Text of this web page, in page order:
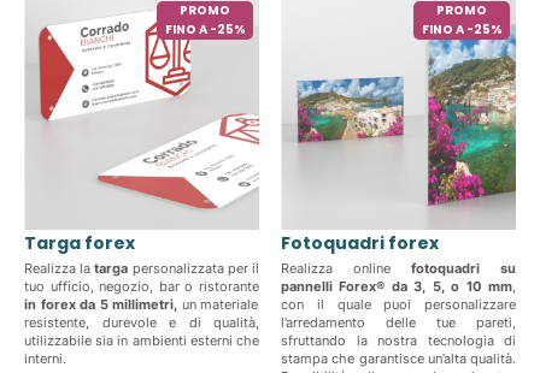
PROMO
FINO A -25%
Targa forex
Realizza la targa personalizzata per il
tuo ufficio, negozio, bar o ristorante
in forex da 5 millimetri, un materiale
resistente, durevole e di qualità,
utilizzabile sia in ambienti esterni che
interni.
PROMO
FINO A -25%
Fotoquadri forex
Realizza online fotoquadri su
pannelli Forex® da 3, 5, o 10 mm,
con il quale puoi personalizzare
l’arredamento delle tue pareti,
sfruttando la nostra tecnologia di
stampa che garantisce un’alta qualità.